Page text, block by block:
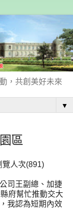
，共創美好未來
▼
區
人次(891)
司王副總、加捷
府幫忙推動交大
我認為短期內效